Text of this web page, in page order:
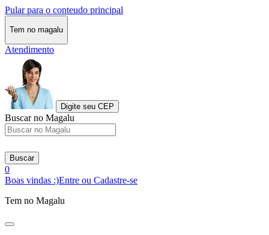
Pular para o conteudo principal
Tem no magalu
Atendimento
Digite seu CEP
Buscar no Magalu
Buscar
0
Boas vindas :)Entre ou Cadastre-se
Tem no Magalu